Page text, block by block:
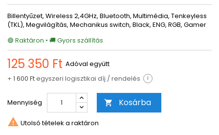
Billentyűzet, Wireless 2,4GHz, Bluetooth, Multimédia, Tenkeyless
(TKL), Megvilágítás, Mechanikus switch, Black, ENG, RGB, Gamer
🟢 Raktáron • 🚚 Gyors szállítás
125 350 Ft Adóval együtt
+ 1 600 Ftegyszeri logisztikai díj / rendelés i
Mennyiség  Kosárba
 Utolsó tételek a raktáron